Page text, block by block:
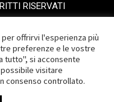
RISERVATI
offrirvi l'esperienza più
preferenze e le vostre
tutto", si acconsente
visitare
consenso controllato.